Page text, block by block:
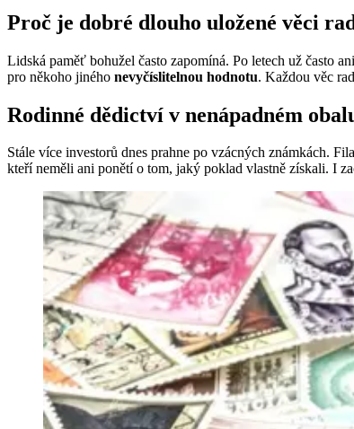
Proč je dobré dlouho uložené věci
Lidská paměť bohužel často zapomíná. Po letech už často ani
pro někoho jiného nevyčíslitelnou hodnotu. Každou věc
Rodinné dědictví v nenápadném
Stále více investorů dnes prahne po vzácných známkách.
kteří neměli ani ponětí o tom, jaký poklad vlastně získali. I